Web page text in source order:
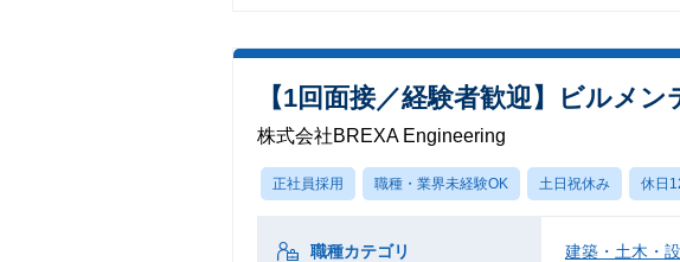
【1回面接／経験者歓迎】ビルメ
株式会社BREXA Engineering
正社員採用 職種・業界未経験OK 土日祝休み 休日
職種カテゴリ 建築・土木・